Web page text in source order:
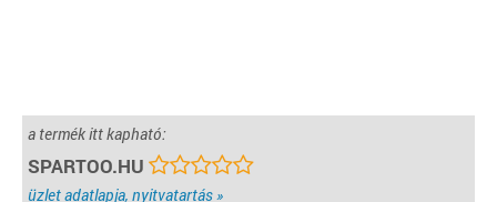
a termék itt kapható:
SPARTOO.HU
üzlet adatlapja, nyitvatartás »